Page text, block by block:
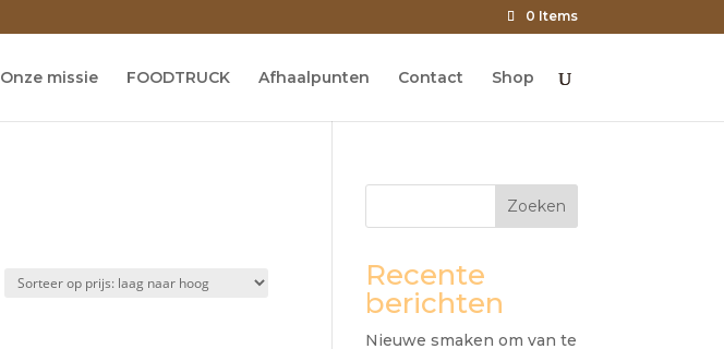
0 Items
Onze missie FOODTRUCK Afhaalpunten Contact Shop
Zoeken
Recente
berichten
Nieuwe smaken om van te